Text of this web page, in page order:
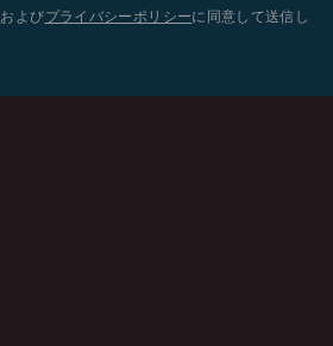
およびプライバシーポリシーに同意して送信し